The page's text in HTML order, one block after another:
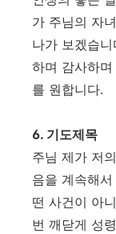
가 주님의 자
나가 보겠습니
하며 감사하
를 원합니다.
6. 기도제목
주님 제가 저
음을 계속해
떤 사건이 아
번 깨닫게 성